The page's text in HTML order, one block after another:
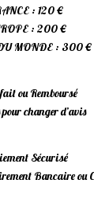
: 120 €
: 200 €
MONDE : 300 €
ou Remboursé
pour changer d’avis
Sécurisé
Bancaire ou